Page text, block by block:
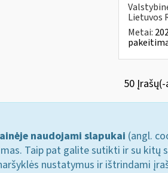
Lietuvos
Metai:
50
naudojami slapukai (angl.
Taip pat galite sutikti ir su kitų
nustatymus ir ištrindami